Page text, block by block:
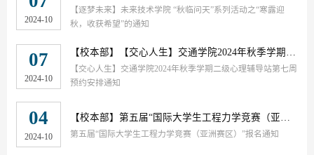
2024-10
【逐梦未来】未来技术学院 “秋临问天”系列活动之“寒露迎
秋，收获希望”的通知
07
2024-10
【校本部】 【交心人生】交通学院2024年秋季学期二级心理辅导站第七周预约安排通知
【交心人生】交通学院2024年秋季学期二级心理辅导站第七周
预约安排通知
04
2024-10
【校本部】第五届“国际大学生工程力学竞赛（亚洲赛区）”报名通知
第五届“国际大学生工程力学竞赛（亚洲赛区）”报名通知